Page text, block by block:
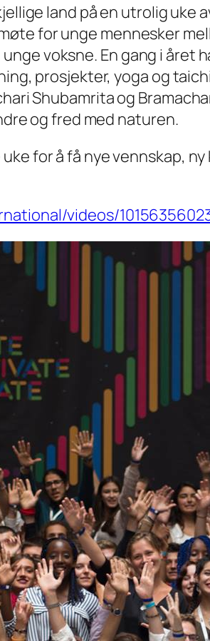
land på en utrolig
for unge mennesker
voksne. En gang i
prosjekter, yoga og
Shubamrita og
og fred med naturen.
for å få nye vennskap,
videos/